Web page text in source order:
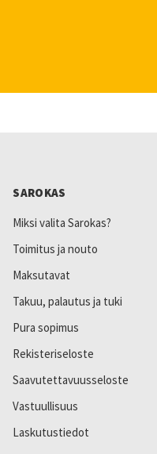
SAROKAS
Miksi valita Sarokas?
Toimitus ja nouto
Maksutavat
Takuu, palautus ja tuki
Pura sopimus
Rekisteriseloste
Saavutettavuusseloste
Vastuullisuus
Laskutustiedot